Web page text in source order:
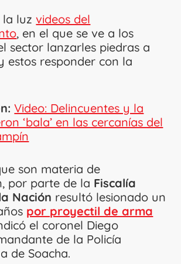
la luzvideos del
, en el que se ve a los
sector lanzarles piedras a
estos responder con la
Video: Delincuentes y la
‘bala’ en las cercanías del
son materia de
por parte de la Fiscalía
Nación resultó lesionado un
por proyectil de arma
el coronel Diego
de la Policía
de Soacha.